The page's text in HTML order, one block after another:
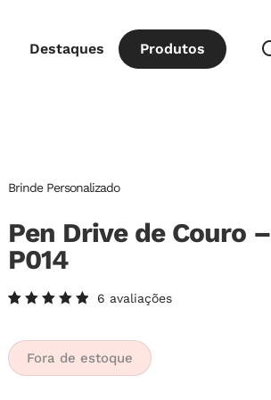
Destaques Produtos
Brinde Personalizado
Pen Drive de Couro –
P014
5.00de
5, com
baseado
em
6 avaliações
Fora de estoque